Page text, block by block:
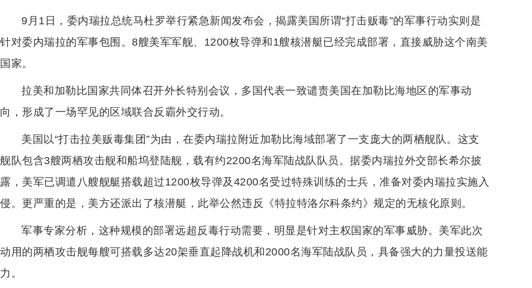
9月1日，委内瑞拉总统马杜罗举行紧急新闻发布会，揭露美国所谓“打击贩毒”的军事行动实则是
针对委内瑞拉的军事包围。8艘美军军舰、1200枚导弹和1艘核潜艇已经完成部署，直接威胁这个南美
国家。
拉美和加勒比国家共同体召开外长特别会议，多国代表一致谴责美国在加勒比海地区的军事动
向，形成了一场罕见的区域联合反霸外交行动。
美国以“打击拉美贩毒集团”为由，在委内瑞拉附近加勒比海域部署了一支庞大的两栖舰队。这支
舰队包含3艘两栖攻击舰和船坞登陆舰，载有约2200名海军陆战队队员。据委内瑞拉外交部长希尔披
露，美军已调遣八艘舰艇搭载超过1200枚导弹及4200名受过特殊训练的士兵，准备对委内瑞拉实施入
侵。更严重的是，美方还派出了核潜艇，此举公然违反《特拉特洛尔科条约》规定的无核化原则。
军事专家分析，这种规模的部署远超反毒行动需要，明显是针对主权国家的军事威胁。美军此次
动用的两栖攻击舰每艘可搭载多达20架垂直起降战机和2000名海军陆战队员，具备强大的力量投送能
力。